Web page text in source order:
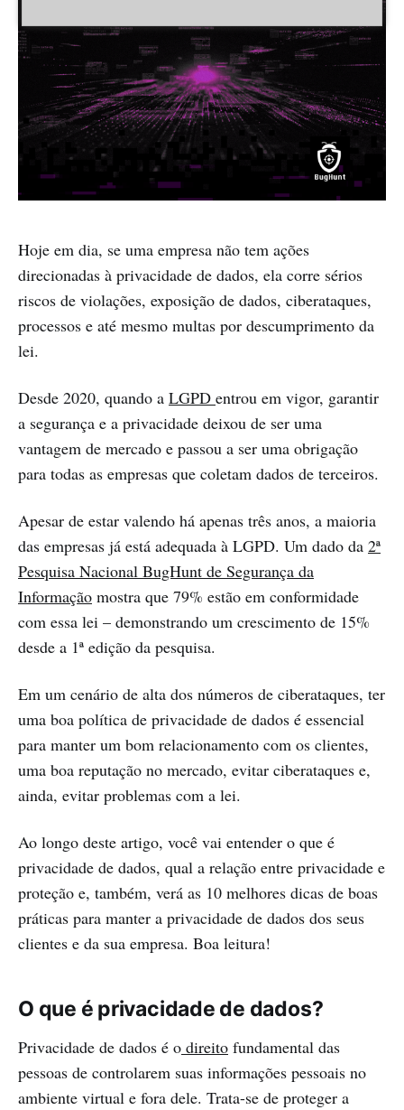
Hoje em dia, se uma empresa não tem ações
direcionadas à privacidade de dados, ela corre sérios
riscos de violações, exposição de dados, ciberataques,
processos e até mesmo multas por descumprimento da
lei.
Desde 2020, quando a LGPD entrou em vigor, garantir
a segurança e a privacidade deixou de ser uma
vantagem de mercado e passou a ser uma obrigação
para todas as empresas que coletam dados de terceiros.
Apesar de estar valendo há apenas três anos, a maioria
das empresas já está adequada à LGPD. Um dado da 2ª
Pesquisa Nacional BugHunt de Segurança da
Informação mostra que 79% estão em conformidade
com essa lei – demonstrando um crescimento de 15%
desde a 1ª edição da pesquisa.
Em um cenário de alta dos números de ciberataques, ter
uma boa política de privacidade de dados é essencial
para manter um bom relacionamento com os clientes,
uma boa reputação no mercado, evitar ciberataques e,
ainda, evitar problemas com a lei.
Ao longo deste artigo, você vai entender o que é
privacidade de dados, qual a relação entre privacidade e
proteção e, também, verá as 10 melhores dicas de boas
práticas para manter a privacidade de dados dos seus
clientes e da sua empresa. Boa leitura!
O que é privacidade de dados?
Privacidade de dados é o direito fundamental das
pessoas de controlarem suas informações pessoais no
ambiente virtual e fora dele. Trata-se de proteger a